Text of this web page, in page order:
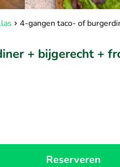
4-gangen taco- of
+ bijgerecht +
Reserveren